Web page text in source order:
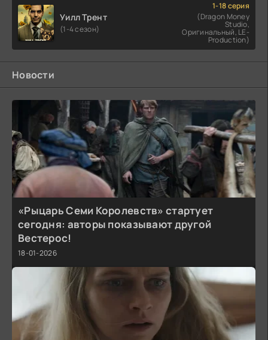
Уилл Трент
(1-4 сезон)
1-18 серия
(Dragon Money
Studio,
Оригинальный, LE-
Production)
Новости
«Рыцарь Семи Королевств» стартует
сегодня: авторы показывают другой
Вестерос!
18-01-2026